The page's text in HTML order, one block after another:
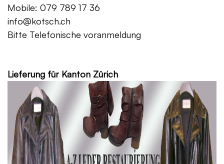
Mobile: 079 789 17 36
info@kotsch.ch
Bitte Telefonische voranmeldung
Lieferung für Kanton Zürich